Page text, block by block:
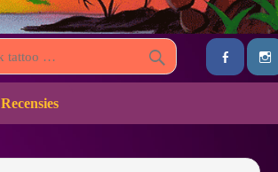
Recensies